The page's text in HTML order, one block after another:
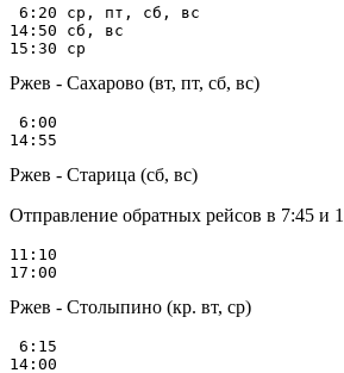
6:20 ср, пт, сб, вс
14:50 сб, вс
Ржев - Сахарово (вт, пт, сб, вс)
6:00
Ржев - Старица (сб, вс)
Отправление обратных рейсов в 7:45 и
11:10
Ржев - Столыпино (кр. вт, ср)
6:15